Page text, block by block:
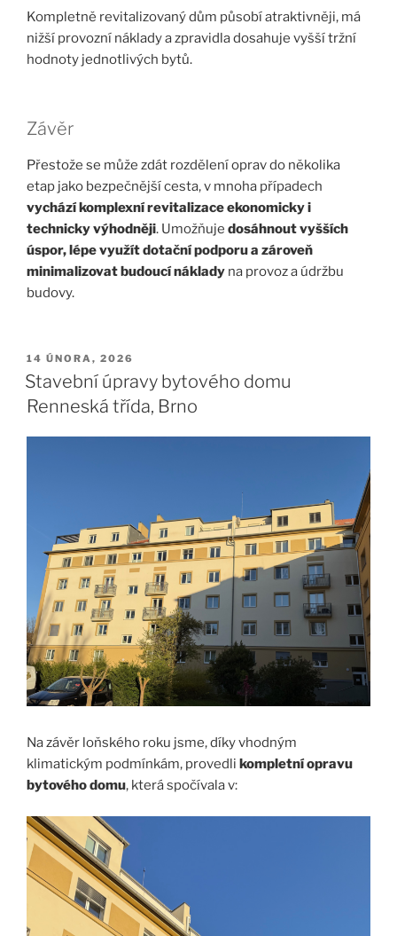
Kompletně revitalizovaný dům působí atraktivněji, má
nižší provozní náklady a zpravidla dosahuje vyšší tržní
hodnoty jednotlivých bytů.
Závěr
Přestože se může zdát rozdělení oprav do několika
etap jako bezpečnější cesta, v mnoha případech
vychází komplexní revitalizace ekonomicky i
technicky výhodněji. Umožňuje dosáhnout vyšších
úspor, lépe využít dotační podporu a zároveň
minimalizovat budoucí náklady na provoz a údržbu
budovy.
PUBLIKOVÁNO
14 ÚNORA, 2026
Stavební úpravy bytového domu
Renneská třída, Brno
Na závěr loňského roku jsme, díky vhodným
klimatickým podmínkám, provedli kompletní opravu
bytového domu, která spočívala v: